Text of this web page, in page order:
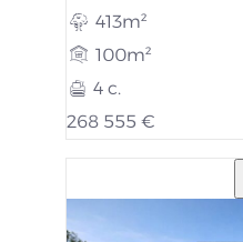
413m²
100m²
4 c.
268 555 €